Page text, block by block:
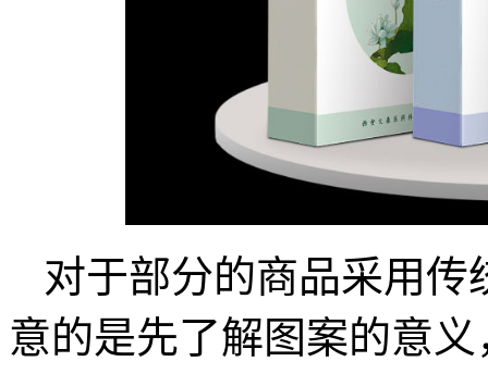
对于部分的商品采用
意的是先了解图案的意